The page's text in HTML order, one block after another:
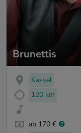
Brunettis
Kassel
120 km
ab 170 €